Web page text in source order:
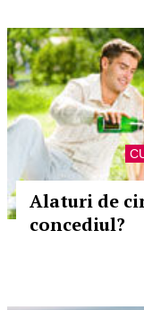
Alaturi de
concediul?